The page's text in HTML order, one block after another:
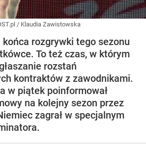
/ Klaudia Zawistowska
rozgrywki tego sezonu
To też czas, w którym
rozstań
kontraktów z zawodnikami.
w piątek poinformował
na kolejny sezon przez
zagrał w specjalnym